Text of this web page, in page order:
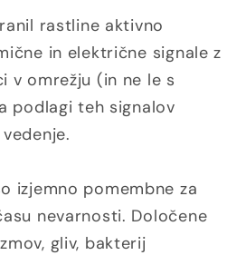
rastline aktivno
in električne signale z
v omrežju (in ne le s
podlagi teh signalov
izjemno pomembne za
nevarnosti. Določene
gliv, bakterij